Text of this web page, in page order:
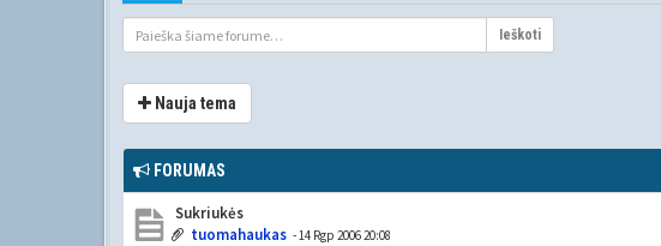
Ieškoti
Nauja tema
FORUMAS
Sukriukės
tuomahaukas - 14 Rgp 2006 20:08